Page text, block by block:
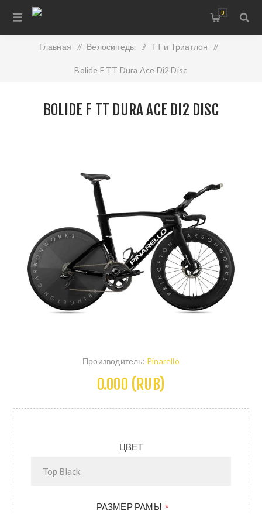
0
Главная / Велосипеды / ТТ и Триатлон /
Bolide F TT Dura Ace Di2 Disc
BOLIDE F TT DURA ACE DI2 DISC
Производитель: Pinarello
0.000 (RUB)
ЦВЕТ
РАЗМЕР РАМЫ *